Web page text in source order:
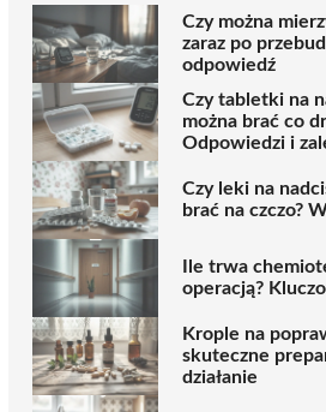
Czy można
zaraz po
odpowiedź
Czy tabletki na
można brać co
Odpowiedzi i
Czy leki na
brać na czczo?
Ile trwa
operacją?
Krople na
skuteczne
działanie